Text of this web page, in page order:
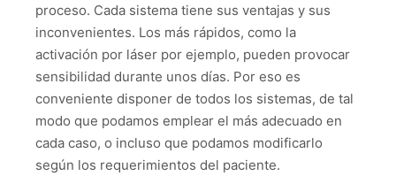
proceso. Cada sistema tiene sus ventajas y sus
inconvenientes. Los más rápidos, como la
activación por láser por ejemplo, pueden provocar
sensibilidad durante unos días. Por eso es
conveniente disponer de todos los sistemas, de tal
modo que podamos emplear el más adecuado en
cada caso, o incluso que podamos modificarlo
según los requerimientos del paciente.